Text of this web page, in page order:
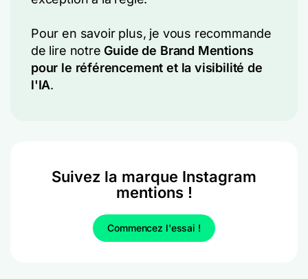
Pour en savoir plus, je vous recommande
de lire notre Guide de Brand Mentions
pour le référencement et la visibilité de
l'IA.
Suivez la marque Instagram
mentions !
Commencez l'essai !